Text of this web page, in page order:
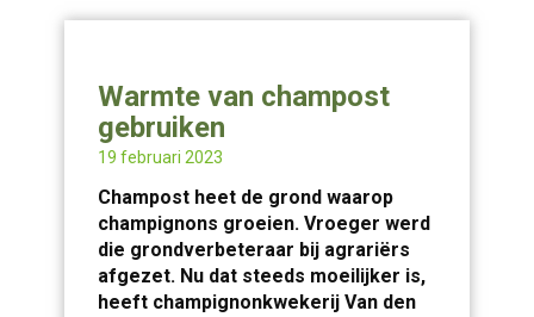
Warmte van champost
gebruiken
19 februari 2023
Champost heet de grond waarop
champignons groeien. Vroeger werd
die grondverbeteraar bij agrariërs
afgezet. Nu dat steeds moeilijker is,
heeft champignonkwekerij Van den